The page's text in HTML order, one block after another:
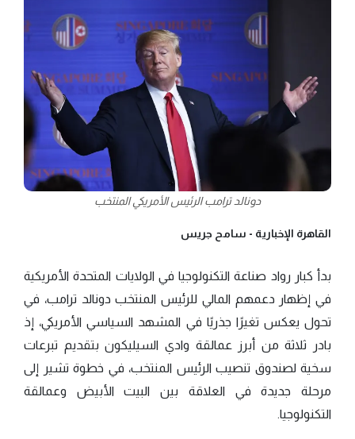
دونالد ترامب الرئيس الأمريكي المنتخب
القاهرة الإخبارية - سامح جريس
بدأ كبار رواد صناعة التكنولوجيا في الولايات المتحدة الأمريكية
في إظهار دعمهم المالي للرئيس المنتخب دونالد ترامب، في
تحول يعكس تغيرًا جذريًا في المشهد السياسي الأمريكي، إذ
بادر ثلاثة من أبرز عمالقة وادي السيليكون بتقديم تبرعات
سخية لصندوق تنصيب الرئيس المنتخب، في خطوة تشير إلى
مرحلة جديدة في العلاقة بين البيت الأبيض وعمالقة
التكنولوجيا.